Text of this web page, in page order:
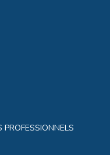
PROFESSIONNELS